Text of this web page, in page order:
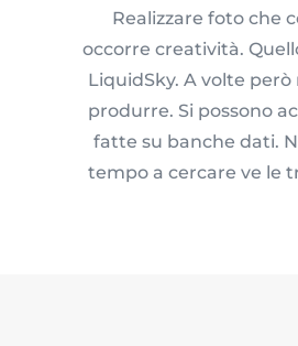
Realizzare foto che
occorre creatività.
LiquidSky. A volte però
produrre. Si possono
fatte su banche dati.
tempo a cercare ve le